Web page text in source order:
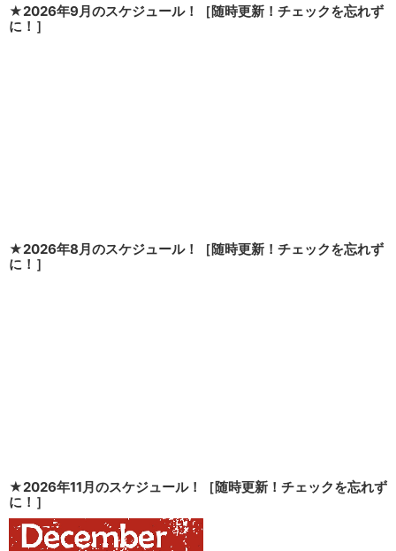
★2026年9月のスケジュール！［随時更新！チェックを忘れず
に！］
★2026年8月のスケジュール！［随時更新！チェックを忘れず
に！］
★2026年11月のスケジュール！［随時更新！チェックを忘れず
に！］